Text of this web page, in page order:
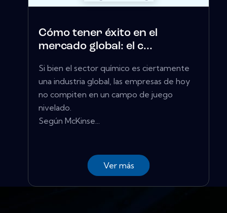
Cómo tener éxito en el
mercado global: el c...
Si bien el sector químico es ciertamente
una industria global, las empresas de hoy
no compiten en un campo de juego
nivelado.
Según McKinse...
Ver más